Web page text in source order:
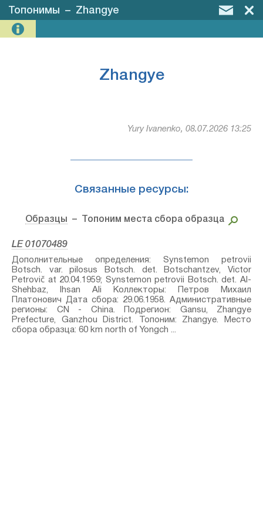
Топонимы – Zhangye
Zhangye
Yury Ivanenko, 08.07.2026 13:25
Связанные ресурсы:
Образцы – Топоним места сбора образца
LE 01070489
Дополнительные определения: Synstemon petrovii
Botsch. var. pilosus Botsch.⁣ det. Botschantzev, Victor
Petrovič at 20.04.1959; Synstemon petrovii Botsch.⁣ det. Al-
Shehbaz, Ihsan Ali Коллекторы: Петров Михаил
Платонович Дата сбора: 29.06.1958. Административные
регионы: CN - China. Подрегион: Gansu, Zhangye
Prefecture, Ganzhou District. Топоним: Zhangye. Место
сбора образца: 60 km north of Yongch ...